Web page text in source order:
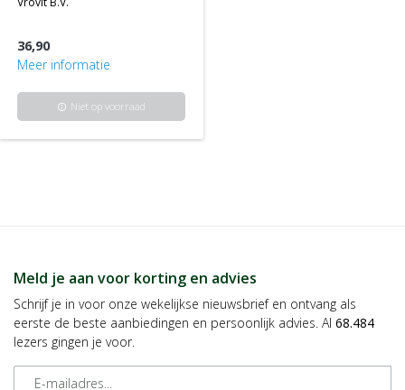
36,90
Meer informatie
info Niet op voorraad
Meld je aan voor korting en advies
Schrijf je in voor onze wekelijkse nieuwsbrief en ontvang als
eerste de beste aanbiedingen en persoonlijk advies. Al 68.484
lezers gingen je voor.
E-mailadres